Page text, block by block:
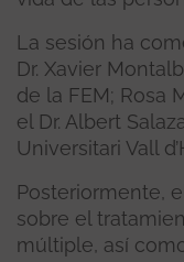
La sesión ha
Dr. Xavier
de la FEM; Rosa
el Dr. Albert
Universitari Vall
Posteriormente,
sobre el
múltiple, así